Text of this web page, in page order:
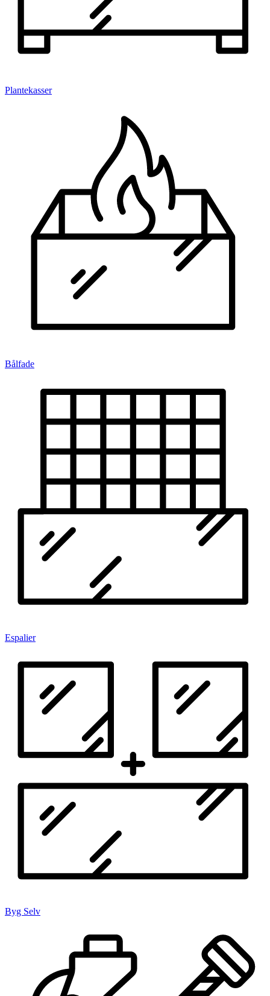
Plantekasser
Bålfade
Espalier
Byg Selv